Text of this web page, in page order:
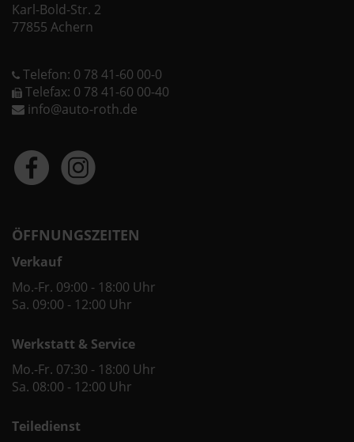
Karl-Bold-Str. 2
77855 Achern
Telefon: 0 78 41-60 00-0
Telefax: 0 78 41-60 00-40
info@auto-roth.de
ÖFFNUNGSZEITEN
Verkauf
Mo.-Fr. 09:00 - 18:00 Uhr
Sa. 09:00 - 12:00 Uhr
Werkstatt & Service
Mo.-Fr. 07:30 - 18:00 Uhr
Sa. 08:00 - 12:00 Uhr
Teiledienst